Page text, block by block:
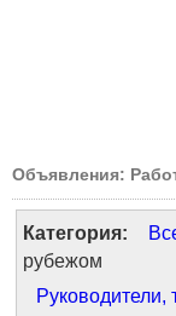
Объявления:
Категория:
рубежом